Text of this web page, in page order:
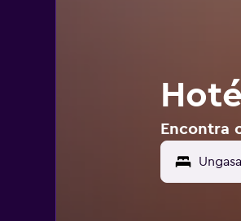
Encontra